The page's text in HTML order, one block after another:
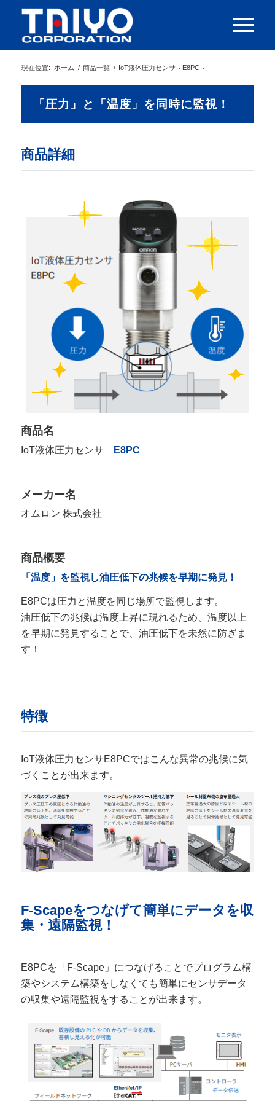
現在位置: ホーム / 商品一覧 / IoT液体圧力センサ～E8PC～
「圧力」と「温度」を同時に監視！
商品詳細
商品名
IoT液体圧力センサ E8PC
メーカー名
オムロン 株式会社
商品概要
「温度」を監視し油圧低下の兆候を早期に発見！
E8PCは圧力と温度を同じ場所で監視します。
油圧低下の兆候は温度上昇に現れるため、温度以上
を早期に発見することで、油圧低下を未然に防ぎま
す！
特徴
IoT液体圧力センサE8PCではこんな異常の兆候に気
づくことが出来ます。
F-Scapeをつなげて簡単にデータを収
集・遠隔監視！
E8PCを「F-Scape」につなげることでプログラム構
築やシステム構築をしなくても簡単にセンサデータ
の収集や遠隔監視をすることが出来ます。